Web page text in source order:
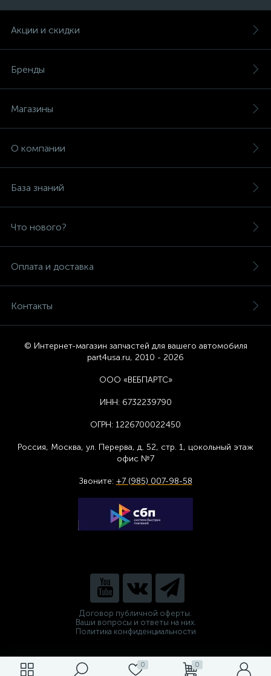
0 0
Акции и скидки
Бренды
Магазины
О компании
База знаний
Что нового?
Оплата и доставка
Контакты
© Интернет-магазин запчастей для вашего автомобиля
part4usa.ru, 2010 - 2026
ООО «ВЕБПАРТС»
ИНН: 6732239790
ОГРН: 1226700022450
Россия, Москва, ул. Перерва, д. 52, стр. 1, цокольный этаж
офис №7
Звоните: +7 (985) 007-98-58
Договор публичной оферты.
Ваши вопросы и ответы на них.
Политика конфиденциальности